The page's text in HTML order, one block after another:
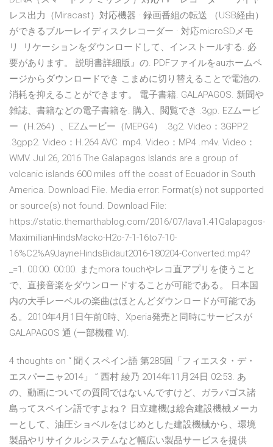
レス出力（Miracast）対応機器 · 録画番組の転送 （USB経由）
ができるブルーレイディスクレコーダー · 対応microSDメモ
リ リケーションをダウンロードして、インストールする. 必
要があります。 説明書詳細版』の. PDFファイルをauホームペ
ージからダウンロードでき こまめに切り替えることで電池の.
消耗を抑えることができます。 電子書籍. GALAPAGOS. 新聞や
雑誌、書籍などの電子書籍を. 購入、閲覧でき .3gp. EZムービ
ー（H.264）、EZムービー（MEPG4） .3g2. Video：3GPP2
.3gpp2. Video：H.264 AVC .mp4. Video：MP4 .m4v. Video：
WMV. Jul 26, 2016 The Galapagos Islands are a group of
volcanic islands 600 miles off the coast of Ecuador in South
America. Download File. Media error: Format(s) not supported
or source(s) not found. Download File:
https://static.themarthablog.com/2016/07/lava1.41Galapagos-
MaximillianHindsMacko-H2o-7-1-16to7-10-
16%C2%A9JayneHindsBidaut2016-180204-Converted.mp4?
_=1. 00:00. 00:00. またmora touchやレコ直アプリを使うこと
で、直接音楽をダウンロードすることが可能である。 日本国
内の大手レーベルの楽曲はほとんどダウンロードが可能であ
る。2010年4月1日午前0時、Xperia発売と同時にサービスが
GALAPAGOS 通 (一部機種 W).
4 thoughts on “ 聞くスペイン語 第285回「フィエスタ・デ・
エスパーニャ2014」 ” 西村 綾乃 2014年11月24日 02:53. あ
の、動画についての質問ではないんですけど、ガラパゴス諸
島ってスペイン語ですよね？ 日立建機は総合建設機械メーカ
ーとして、油圧ショベルをはじめとした建設機械から、環境
製品やリサイクルシステムなど幅広い製品サービスを提供